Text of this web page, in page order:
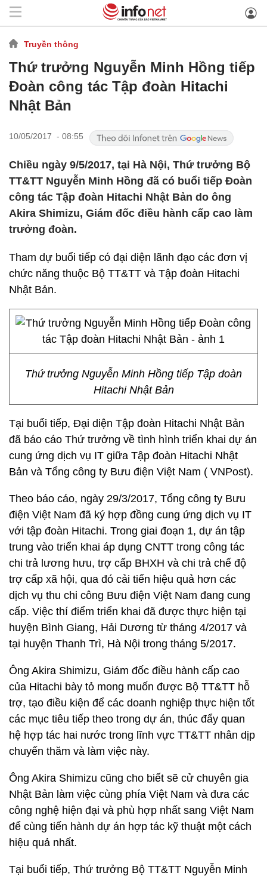
Truyền thông
Thứ trưởng Nguyễn Minh Hồng tiếp
Đoàn công tác Tập đoàn Hitachi
Nhật Bản
10/05/2017 - 08:55
Chiều ngày 9/5/2017, tại Hà Nội, Thứ trưởng Bộ
TT&TT Nguyễn Minh Hồng đã có buổi tiếp Đoàn
công tác Tập đoàn Hitachi Nhật Bản do ông
Akira Shimizu, Giám đốc điều hành cấp cao làm
trưởng đoàn.
Tham dự buổi tiếp có đại diện lãnh đạo các đơn vị
chức năng thuộc Bộ TT&TT và Tập đoàn Hitachi
Nhật Bản.
Thứ trưởng Nguyễn Minh Hồng tiếp Tập đoàn
Hitachi Nhật Bản
Tại buổi tiếp, Đại diện Tập đoàn Hitachi Nhật Bản
đã báo cáo Thứ trưởng về tình hình triển khai dự án
cung ứng dịch vụ IT giữa Tập đoàn Hitachi Nhật
Bản và Tổng công ty Bưu điện Việt Nam ( VNPost).
Theo báo cáo, ngày 29/3/2017, Tổng công ty Bưu
điện Việt Nam đã ký hợp đồng cung ứng dịch vụ IT
với tập đoàn Hitachi. Trong giai đoạn 1, dự án tập
trung vào triển khai áp dụng CNTT trong công tác
chi trả lương hưu, trợ cấp BHXH và chi trả chế độ
trợ cấp xã hội, qua đó cải tiến hiệu quả hơn các
dịch vụ thu chi công Bưu điện Việt Nam đang cung
cấp. Việc thí điểm triển khai đã được thực hiện tại
huyện Bình Giang, Hải Dương từ tháng 4/2017 và
tại huyện Thanh Trì, Hà Nội trong tháng 5/2017.
Ông Akira Shimizu, Giám đốc điều hành cấp cao
của Hitachi bày tỏ mong muốn được Bộ TT&TT hỗ
trợ, tạo điều kiện để các doanh nghiệp thực hiện tốt
các mục tiêu tiếp theo trong dự án, thúc đẩy quan
hệ hợp tác hai nước trong lĩnh vực TT&TT nhân dịp
chuyến thăm và làm việc này.
Ông Akira Shimizu cũng cho biết sẽ cử chuyên gia
Nhật Bản làm việc cùng phía Việt Nam và đưa các
công nghệ hiện đại và phù hợp nhất sang Việt Nam
để cùng tiến hành dự án hợp tác kỹ thuật một cách
hiệu quả nhất.
Tại buổi tiếp, Thứ trưởng Bộ TT&TT Nguyễn Minh